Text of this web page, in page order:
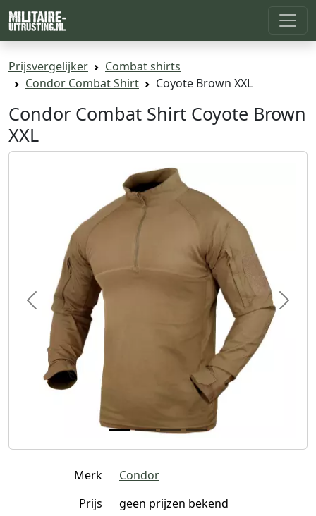
Prijsvergelijker
Combat shirts
Condor Combat Shirt
Coyote Brown XXL
Condor Combat Shirt Coyote Brown
XXL
Previous Next
Merk
Condor
Prijs
geen prijzen bekend